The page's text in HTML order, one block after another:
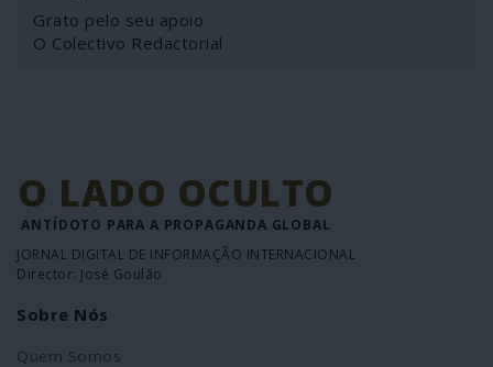
Grato pelo seu apoio
O Colectivo Redactorial
O LADO OCULTO
ANTÍDOTO PARA A PROPAGANDA GLOBAL
JORNAL DIGITAL DE INFORMAÇÃO INTERNACIONAL
Director: José Goulão
Sobre Nós
Quem Somos